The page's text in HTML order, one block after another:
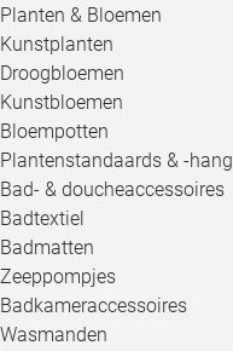
Planten & Bloemen
Kunstplanten
Droogbloemen
Kunstbloemen
Bloempotten
Plantenstandaards & -
Bad- & doucheaccessoires
Badtextiel
Badmatten
Zeeppompjes
Badkameraccessoires
Wasmanden